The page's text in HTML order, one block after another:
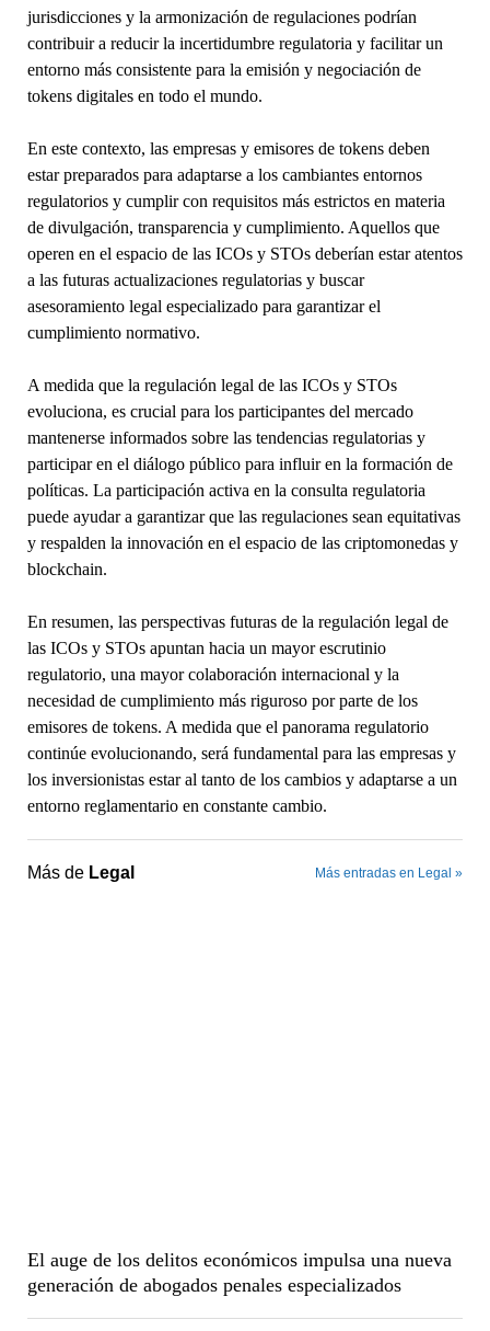
jurisdicciones y la armonización de regulaciones podrían
contribuir a reducir la incertidumbre regulatoria y facilitar un
entorno más consistente para la emisión y negociación de
tokens digitales en todo el mundo.
En este contexto, las empresas y emisores de tokens deben
estar preparados para adaptarse a los cambiantes entornos
regulatorios y cumplir con requisitos más estrictos en materia
de divulgación, transparencia y cumplimiento. Aquellos que
operen en el espacio de las ICOs y STOs deberían estar atentos
a las futuras actualizaciones regulatorias y buscar
asesoramiento legal especializado para garantizar el
cumplimiento normativo.
A medida que la regulación legal de las ICOs y STOs
evoluciona, es crucial para los participantes del mercado
mantenerse informados sobre las tendencias regulatorias y
participar en el diálogo público para influir en la formación de
políticas. La participación activa en la consulta regulatoria
puede ayudar a garantizar que las regulaciones sean equitativas
y respalden la innovación en el espacio de las criptomonedas y
blockchain.
En resumen, las perspectivas futuras de la regulación legal de
las ICOs y STOs apuntan hacia un mayor escrutinio
regulatorio, una mayor colaboración internacional y la
necesidad de cumplimiento más riguroso por parte de los
emisores de tokens. A medida que el panorama regulatorio
continúe evolucionando, será fundamental para las empresas y
los inversionistas estar al tanto de los cambios y adaptarse a un
entorno reglamentario en constante cambio.
Más de Legal Más entradas en Legal »
El auge de los delitos económicos impulsa una nueva
generación de abogados penales especializados